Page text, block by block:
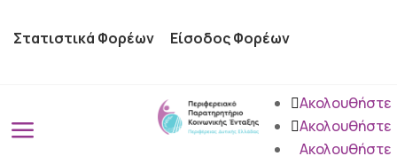
Στατιστικά Φορέων Είσοδος Φορέων
a
Ακολουθήστε
Ακολουθήστε
Ακολουθήστε